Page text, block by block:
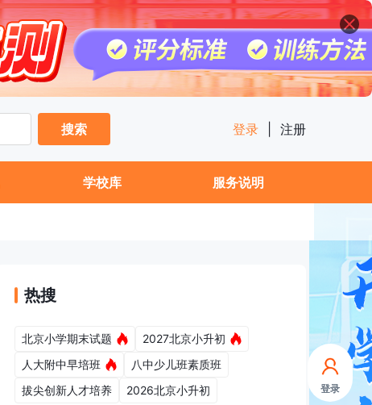
登录
搜索
登录 注册
学校库 服务说明
热搜
北京小学期末试题
2027北京小升初
人大附中早培班
八中少儿班素质班
拔尖创新人才培养
2026北京小升初